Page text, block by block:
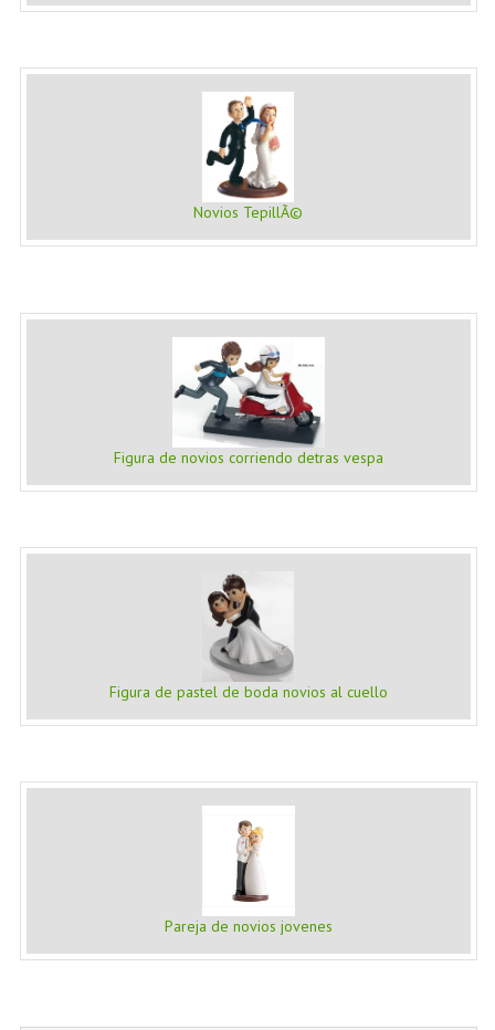
Novios TepillÃ©
Figura de novios corriendo detras vespa
Figura de pastel de boda novios al cuello
Pareja de novios jovenes